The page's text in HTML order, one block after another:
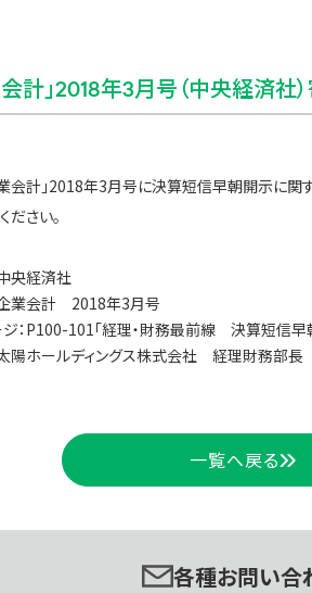
会計」2018年3月号（中央経済社
会計」2018年3月号に決算短信早朝開示に関
ださい。
央経済社
業会計 2018年3月号
：P100-101「経理・財務最前線 決算短信早
陽ホールディングス株式会社 経理財務部
一覧へ戻る
各種お問い合